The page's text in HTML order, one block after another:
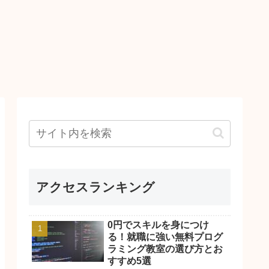
アクセスランキング
0円でスキルを身につけ
る！就職に強い無料プログ
ラミング教室の選び方とお
すすめ5選